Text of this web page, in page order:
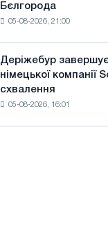
Бєлгорода
05-08-2026, 21:00
Деріжебур
німецької компанії
схвалення
05-08-2026, 16:01